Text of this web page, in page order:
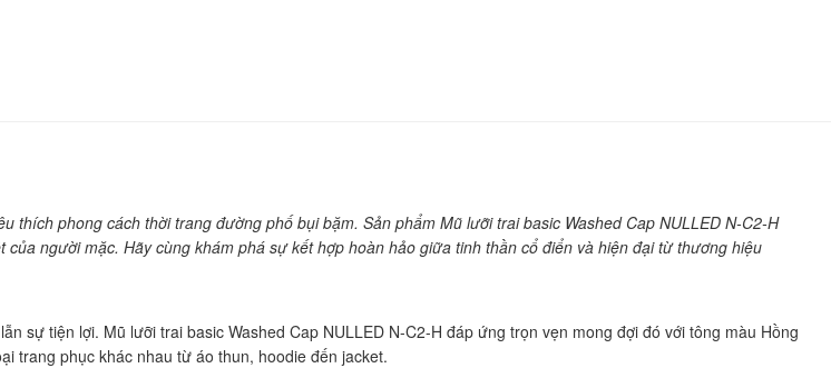
phong cách thời trang đường phố bụi bặm. Sản phẩm Mũ lưỡi trai basic Washed Cap NULLED N-C2-H
người mặc. Hãy cùng khám phá sự kết hợp hoàn hảo giữa tinh thần cổ điển và hiện đại từ thương hiệu
sự tiện lợi. Mũ lưỡi trai basic Washed Cap NULLED N-C2-H đáp ứng trọn vẹn mong đợi đó với tông màu Hồng
trang phục khác nhau từ áo thun, hoodie đến jacket.